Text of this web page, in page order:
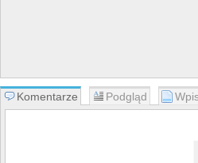
Komentarze Podgląd